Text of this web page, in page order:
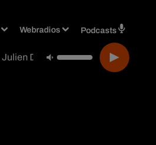
Webradios Podcasts
Julien Doré